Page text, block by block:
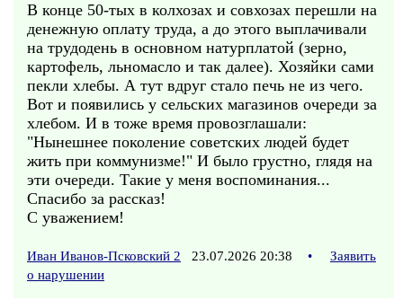
В конце 50-тых в колхозах и совхозах перешли на
денежную оплату труда, а до этого выплачивали
на трудодень в основном натурплатой (зерно,
картофель, льномасло и так далее). Хозяйки сами
пекли хлебы. А тут вдруг стало печь не из чего.
Вот и появились у сельских магазинов очереди за
хлебом. И в тоже время провозглашали:
"Нынешнее поколение советских людей будет
жить при коммунизме!" И было грустно, глядя на
эти очереди. Такие у меня воспоминания...
Спасибо за рассказ!
С уважением!
Иван Иванов-Псковский 2 23.07.2026 20:38 •
Заявить
о нарушении